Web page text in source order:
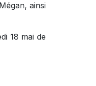
ainsi
18 mai de